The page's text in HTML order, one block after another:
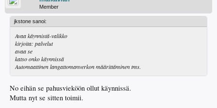
Member
jkstone sanoi:
Avaa käynnistä-valikko
kirjoita: palvelut
avaa se
katso onko käynnissä
Automaattinen langattomanverkon määrittäminen tms.
No eihän se pahusvieköön ollut käynnissä.
Mutta nyt se sitten toimii.